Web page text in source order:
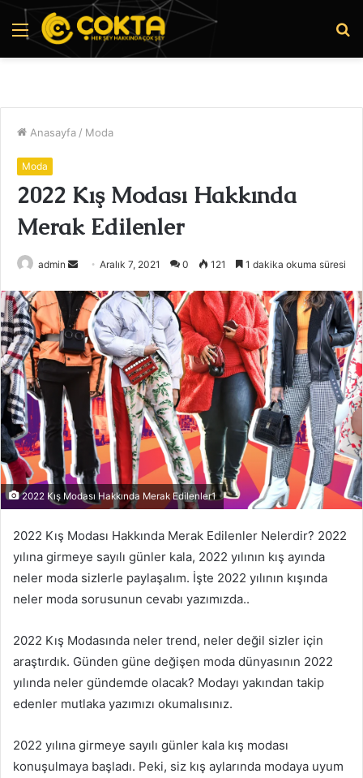
Menü
Anasayfa / Moda
Moda
2022 Kış Modası Hakkında
Merak Edilenler
admin
Bir
posta
göndermek
Aralık 7, 2021 0 121 1 dakika okuma süresi
2022 Kış Modası Hakkında Merak Edilenler1
2022 Kış Modası Hakkında Merak Edilenler Nelerdir? 2022
yılına girmeye sayılı günler kala, 2022 yılının kış ayında
neler moda sizlerle paylaşalım. İşte 2022 yılının kışında
neler moda sorusunun cevabı yazımızda..
2022 Kış Modasında neler trend, neler değil sizler için
araştırdık. Günden güne değişen moda dünyasının 2022
yılında neler gündemde olacak? Modayı yakından takip
edenler mutlaka yazımızı okumalısınız.
2022 yılına girmeye sayılı günler kala kış modası
konuşulmaya başladı. Peki, siz kış aylarında modaya uyum